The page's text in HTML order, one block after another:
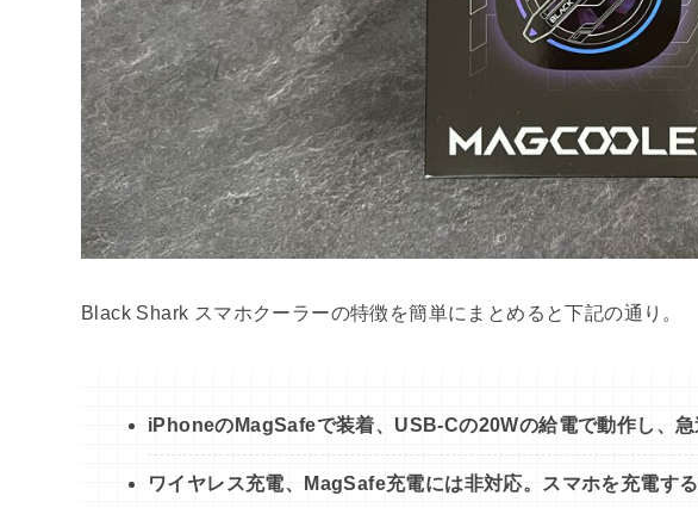
Black Shark スマホクーラーの特徴を簡単にまとめると下記の通り。
iPhoneのMagSafeで装着、USB-Cの20Wの給電で動作し、
ワイヤレス充電、MagSafe充電には非対応。スマホを充電す